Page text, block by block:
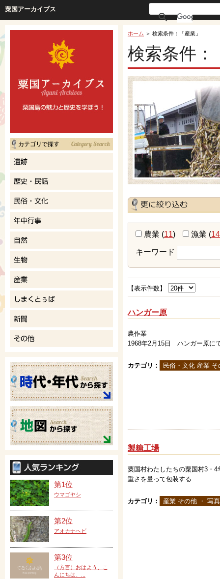
粟国アーカイブス
ホーム ＞ 検索条件：「産業」
検索条件：
農業 (11) 漁業 (14
キーワード
【表示件数】
ハンガー原
農作業
1968年2月15日 ハンガー原に
カテゴリ： 民俗・文化 産業
製糖工場
粟国村わたしたちの粟国村3・4
重さを量って包装する
カテゴリ： 産業 その他 ・ 写真
第1位
ウマゴヤシ
第2位
アオカナヘビ
第3位
（方言）おはよう、こ
んにちは、...